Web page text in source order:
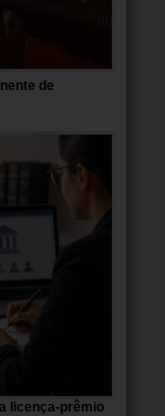
de
licença-prêmio